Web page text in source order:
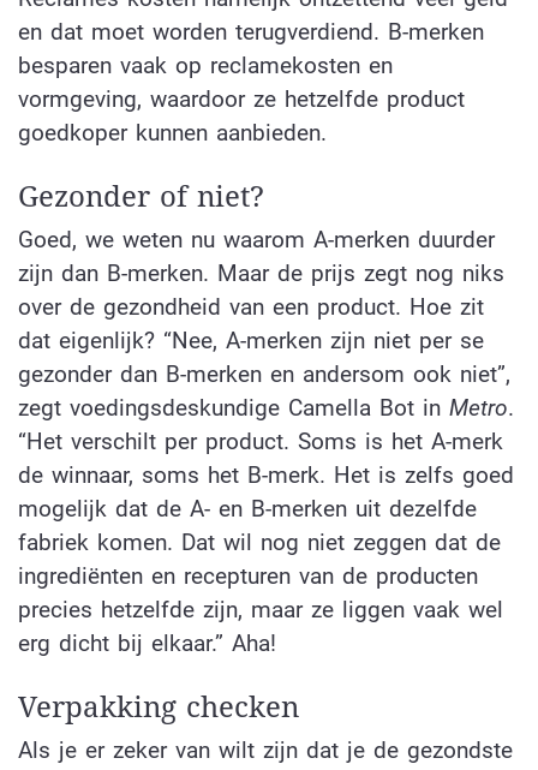
en dat moet worden terugverdiend. B-merken
besparen vaak op reclamekosten en
vormgeving, waardoor ze hetzelfde product
goedkoper kunnen aanbieden.
Gezonder of niet?
Goed, we weten nu waarom A-merken duurder
zijn dan B-merken. Maar de prijs zegt nog niks
over de gezondheid van een product. Hoe zit
dat eigenlijk? “Nee, A-merken zijn niet per se
gezonder dan B-merken en andersom ook niet”,
zegt voedingsdeskundige Camella Bot in Metro.
“Het verschilt per product. Soms is het A-merk
de winnaar, soms het B-merk. Het is zelfs goed
mogelijk dat de A- en B-merken uit dezelfde
fabriek komen. Dat wil nog niet zeggen dat de
ingrediënten en recepturen van de producten
precies hetzelfde zijn, maar ze liggen vaak wel
erg dicht bij elkaar.” Aha!
Verpakking checken
Als je er zeker van wilt zijn dat je de gezondste